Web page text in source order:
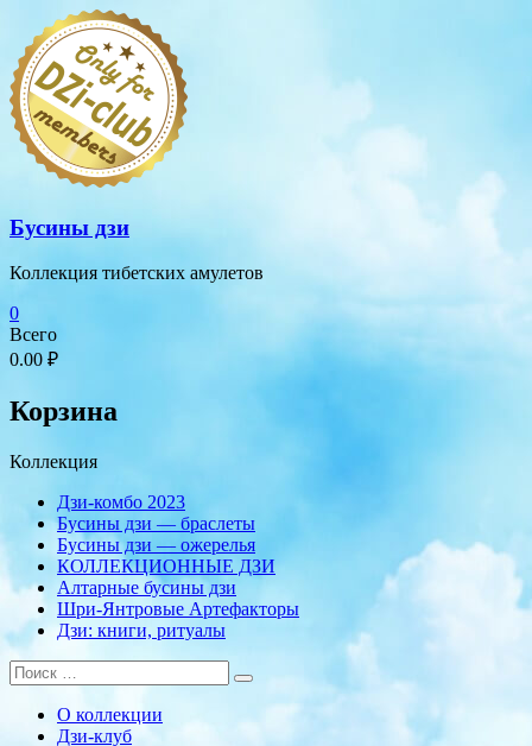
Перейти
содержимому
Бусины дзи
Коллекция тибетских амулетов
0
Всего
0.00 ₽
Корзина
Коллекция
Дзи-комбо 2023
Бусины дзи — браслеты
Бусины дзи — ожерелья
КОЛЛЕКЦИОННЫЕ ДЗИ
Алтарные бусины дзи
Шри-Янтровые Артефакторы
Дзи: книги, ритуалы
О коллекции
Дзи-клуб